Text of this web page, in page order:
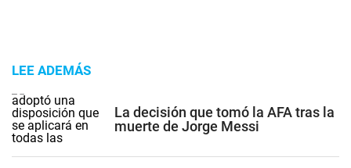
LEE ADEMÁS
La decisión que tomó la AFA tras la
muerte de Jorge Messi